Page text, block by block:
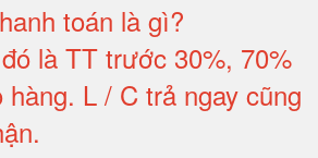
toán là gì?
là TT trước 30%, 70%
L / C trả ngay cũng
.